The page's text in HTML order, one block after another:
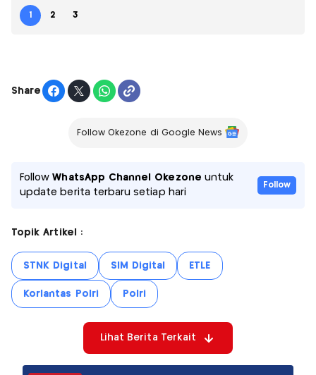
1 2 3
Share
Follow Okezone di Google News
FollowWhatsApp Channel Okezone untuk
update berita terbaru setiap hari
Follow
Topik Artikel :
STNK Digital SIM Digital ETLE
Korlantas Polri Polri
Lihat Berita Terkait